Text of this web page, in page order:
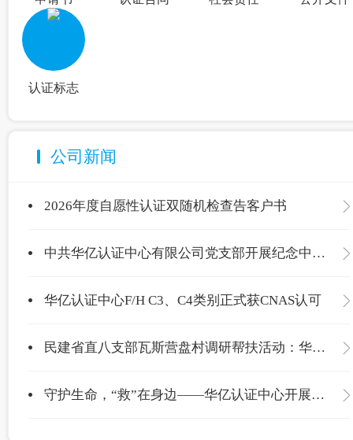
认证标志
公司新闻
2026年度自愿性认证双随机检查告客户书
中共华亿认证中心有限公司党支部开展纪念中国共产党成立105周年主题党日活动
华亿认证中心F/H C3、C4类别正式获CNAS认可
民建省直八支部瓦斯营盘村调研帮扶活动：华亿认证中心爱心捐赠温暖校园
守护生命，“救”在身边——华亿认证中心开展应急救护专项培训